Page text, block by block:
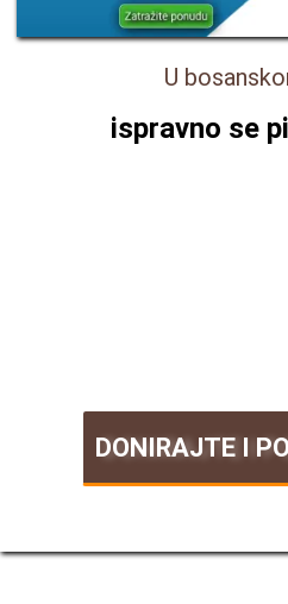
U
ispravno se
DONIRAJTE I